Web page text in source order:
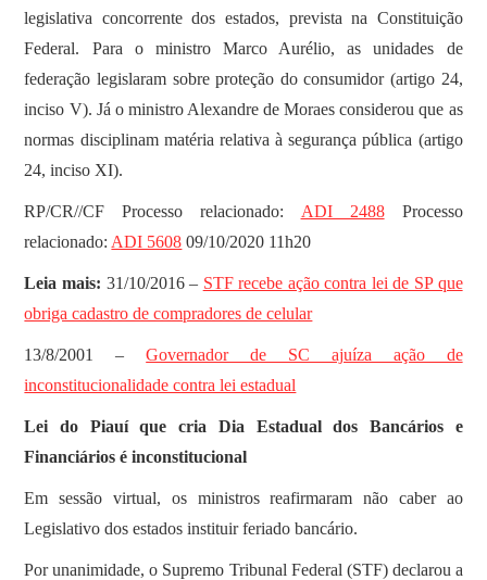
legislativa concorrente dos estados, prevista na Constituição
Federal. Para o ministro Marco Aurélio, as unidades de
federação legislaram sobre proteção do consumidor (artigo 24,
inciso V). Já o ministro Alexandre de Moraes considerou que as
normas disciplinam matéria relativa à segurança pública (artigo
24, inciso XI).
RP/CR//CF Processo relacionado: ADI 2488Processo
relacionado: ADI 5608 09/10/2020 11h20
Leia mais: 31/10/2016 – STF recebe ação contra lei de SP que
obriga cadastro de compradores de celular
13/8/2001 –Governador de SC ajuíza ação de
inconstitucionalidade contra lei estadual
Lei do Piauí que cria Dia Estadual dos Bancários e
Financiários é inconstitucional
Em sessão virtual, os ministros reafirmaram não caber ao
Legislativo dos estados instituir feriado bancário.
Por unanimidade, o Supremo Tribunal Federal (STF) declarou a